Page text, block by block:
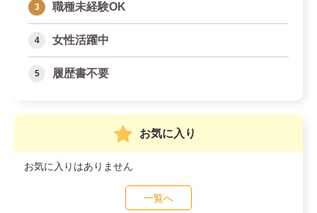
職種未経験OK
女性活躍中
履歴書不要
お気に入り
お気に入りはありません
一覧へ